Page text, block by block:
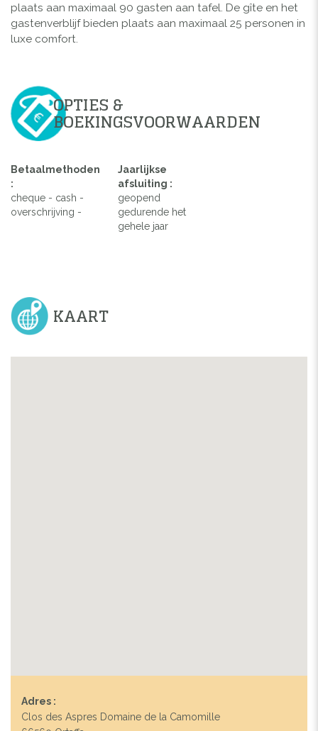
plaats aan maximaal 90 gasten aan tafel. De gîte en het
gastenverblijf bieden plaats aan maximaal 25 personen in
luxe comfort.
OPTIES &
BOEKINGSVOORWAARDEN
Betaalmethoden
:
cheque - cash -
overschrijving -
Jaarlijkse
afsluiting :
geopend
gedurende het
gehele jaar
KAART
Adres :
Clos des Aspres Domaine de la Camomille